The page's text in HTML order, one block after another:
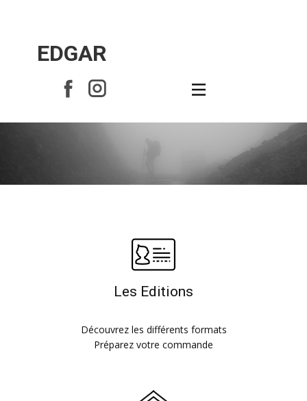
EDGAR
Les Editions
Découvrez les différents formats
Préparez votre commande